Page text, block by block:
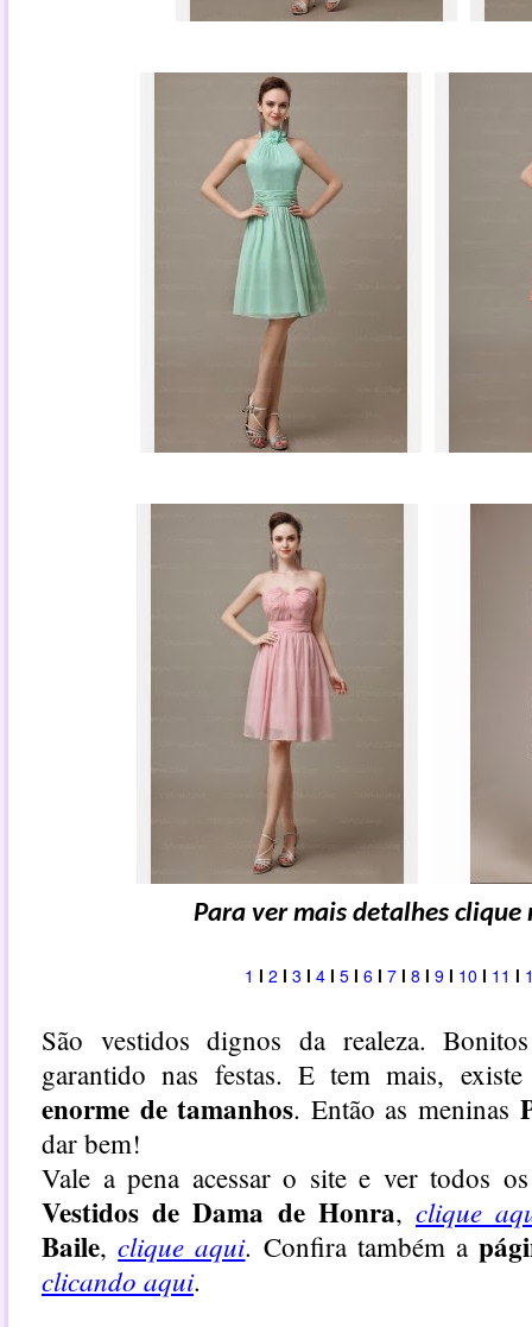
Para ver mais detalhes clique
1 l 2 l 3 l 4 l 5 l 6 l 7 l 8 l 9 l 10 l 11 l
São vestidos dignos da realeza.
garantido nas festas. E tem mais,
enorme de tamanhos. Então as meninas
dar bem!
Vale a pena acessar o site e ver todos
Vestidos de Dama de Honra,clique
Baile,clique aqui. Confira também a
clicando aqui.